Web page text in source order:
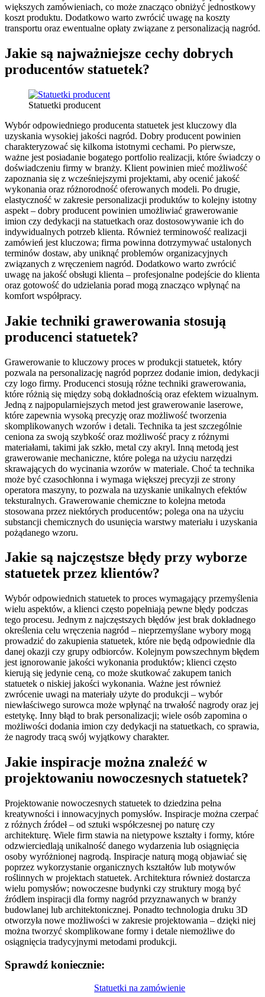
większych zamówieniach, co może znacząco obniżyć jednostkowy
koszt produktu. Dodatkowo warto zwrócić uwagę na koszty
transportu oraz ewentualne opłaty związane z personalizacją nagród.
Jakie są najważniejsze cechy dobrych
producentów statuetek?
Statuetki producent
Wybór odpowiedniego producenta statuetek jest kluczowy dla
uzyskania wysokiej jakości nagród. Dobry producent powinien
charakteryzować się kilkoma istotnymi cechami. Po pierwsze,
ważne jest posiadanie bogatego portfolio realizacji, które świadczy o
doświadczeniu firmy w branży. Klient powinien mieć możliwość
zapoznania się z wcześniejszymi projektami, aby ocenić jakość
wykonania oraz różnorodność oferowanych modeli. Po drugie,
elastyczność w zakresie personalizacji produktów to kolejny istotny
aspekt – dobry producent powinien umożliwiać grawerowanie
imion czy dedykacji na statuetkach oraz dostosowywanie ich do
indywidualnych potrzeb klienta. Również terminowość realizacji
zamówień jest kluczowa; firma powinna dotrzymywać ustalonych
terminów dostaw, aby uniknąć problemów organizacyjnych
związanych z wręczeniem nagród. Dodatkowo warto zwrócić
uwagę na jakość obsługi klienta – profesjonalne podejście do klienta
oraz gotowość do udzielania porad mogą znacząco wpłynąć na
komfort współpracy.
Jakie techniki grawerowania stosują
producenci statuetek?
Grawerowanie to kluczowy proces w produkcji statuetek, który
pozwala na personalizację nagród poprzez dodanie imion, dedykacji
czy logo firmy. Producenci stosują różne techniki grawerowania,
które różnią się między sobą dokładnością oraz efektem wizualnym.
Jedną z najpopularniejszych metod jest grawerowanie laserowe,
które zapewnia wysoką precyzję oraz możliwość tworzenia
skomplikowanych wzorów i detali. Technika ta jest szczególnie
ceniona za swoją szybkość oraz możliwość pracy z różnymi
materiałami, takimi jak szkło, metal czy akryl. Inną metodą jest
grawerowanie mechaniczne, które polega na użyciu narzędzi
skrawających do wycinania wzorów w materiale. Choć ta technika
może być czasochłonna i wymaga większej precyzji ze strony
operatora maszyny, to pozwala na uzyskanie unikalnych efektów
teksturalnych. Grawerowanie chemiczne to kolejna metoda
stosowana przez niektórych producentów; polega ona na użyciu
substancji chemicznych do usunięcia warstwy materiału i uzyskania
pożądanego wzoru.
Jakie są najczęstsze błędy przy wyborze
statuetek przez klientów?
Wybór odpowiednich statuetek to proces wymagający przemyślenia
wielu aspektów, a klienci często popełniają pewne błędy podczas
tego procesu. Jednym z najczęstszych błędów jest brak dokładnego
określenia celu wręczenia nagród – nieprzemyślane wybory mogą
prowadzić do zakupienia statuetek, które nie będą odpowiednie dla
danej okazji czy grupy odbiorców. Kolejnym powszechnym błędem
jest ignorowanie jakości wykonania produktów; klienci często
kierują się jedynie ceną, co może skutkować zakupem tanich
statuetek o niskiej jakości wykonania. Ważne jest również
zwrócenie uwagi na materiały użyte do produkcji – wybór
niewłaściwego surowca może wpłynąć na trwałość nagrody oraz jej
estetykę. Inny błąd to brak personalizacji; wiele osób zapomina o
możliwości dodania imion czy dedykacji na statuetkach, co sprawia,
że nagrody tracą swój wyjątkowy charakter.
Jakie inspiracje można znaleźć w
projektowaniu nowoczesnych statuetek?
Projektowanie nowoczesnych statuetek to dziedzina pełna
kreatywności i innowacyjnych pomysłów. Inspiracje można czerpać
z różnych źródeł – od sztuki współczesnej po naturę czy
architekturę. Wiele firm stawia na nietypowe kształty i formy, które
odzwierciedlają unikalność danego wydarzenia lub osiągnięcia
osoby wyróżnionej nagrodą. Inspiracje naturą mogą objawiać się
poprzez wykorzystanie organicznych kształtów lub motywów
roślinnych w projektach statuetek. Architektura również dostarcza
wielu pomysłów; nowoczesne budynki czy struktury mogą być
źródłem inspiracji dla formy nagród przyznawanych w branży
budowlanej lub architektonicznej. Ponadto technologia druku 3D
otworzyła nowe możliwości w zakresie projektowania – dzięki niej
można tworzyć skomplikowane formy i detale niemożliwe do
osiągnięcia tradycyjnymi metodami produkcji.
Sprawdź koniecznie:
Statuetki na zamówienie